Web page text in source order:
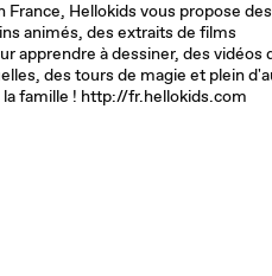
France, Hellokids vous propose des
animés, des extraits de films
apprendre à dessiner, des vidéos
des tours de magie et plein
famille ! http://fr.hellokids.com